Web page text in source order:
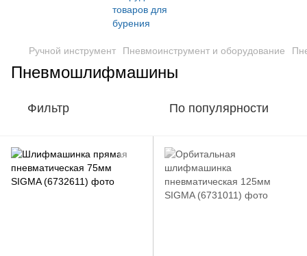
Ручной инструмент Пневмоинструмент и оборудование
Пневмошлифмашины
Фильтр По популярности